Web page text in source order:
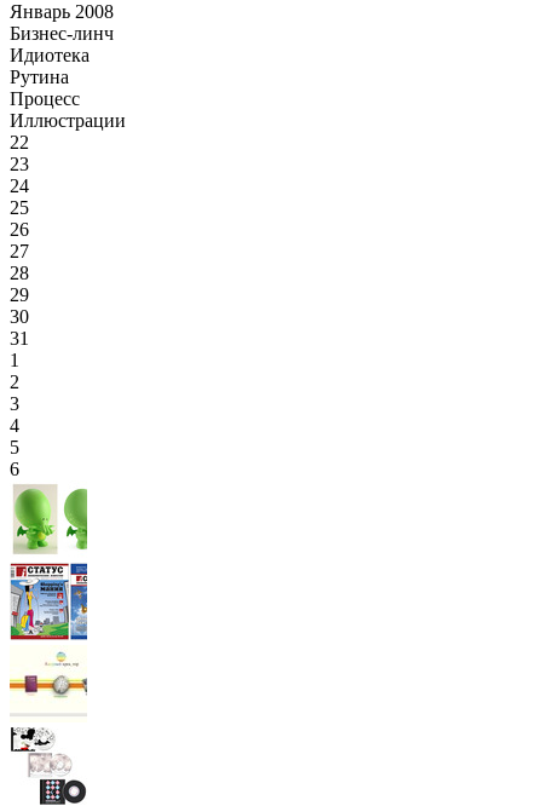
Январь 2008
Бизнес-линч
Идиотека
Рутина
Процесс
Иллюстрации
22
23
24
25
26
27
28
29
30
31
1
2
3
4
5
6